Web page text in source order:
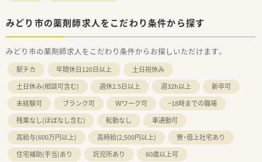
みどり市の薬剤師求人をこだわり条件から探す
みどり市の薬剤師求人をこだわり条件からお探しいただけます。
駅チカ 年間休日120日以上
土日祝休み
土日休み(相談可含む)
週休2.5日以上 週32h以上
新卒可
未経験可
ブランク可 Ｗワーク可
~18時までの職場
残業なし(ほぼなし含む)
転勤なし
車通勤可
高給与(600万円以上)
高時給(2,500円以上)
寮・借上社宅あり
住宅補助(手当)あり
託児所あり
60歳以上可